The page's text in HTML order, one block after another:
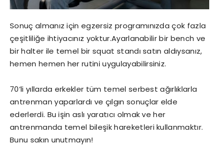
Sonuç almanız için egzersiz programınızda çok fazla
çeşitliliğe ihtiyacınız yoktur.Ayarlanabilir bir bench ve
bir halter ile temel bir squat standı satın aldıysanız,
hemen hemen her rutini uygulayabilirsiniz.
70’li yıllarda erkekler tüm temel serbest ağırlıklarla
antrenman yaparlardı ve çılgın sonuçlar elde
ederlerdi. Bu işin aslı yaratıcı olmak ve her
antrenmanda temel bileşik hareketleri kullanmaktır.
Bunu sakın unutmayın!